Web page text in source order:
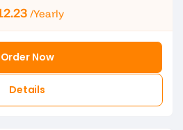
/Yearly
Order Now
Details